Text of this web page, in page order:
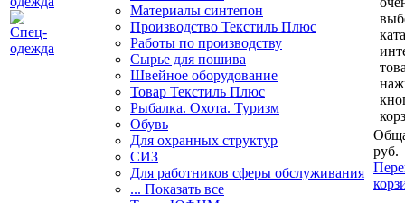
Материалы синтепон
Производство Текстиль Плюс
Работы по производству
Сырье для пошива
Швейное оборудование
Товар Текстиль Плюс
Рыбалка. Охота. Туризм
Обувь
Для охранных структур
СИЗ
Для работников сферы обслуживания
... Показать все
руб.